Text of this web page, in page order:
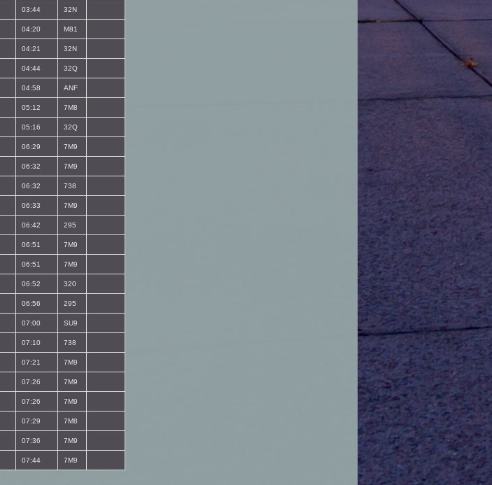
03:44 32N
04:20 M81
04:21 32N
04:44 32Q
04:58 ANF
05:12 7M8
05:16 32Q
06:29 7M9
06:32 7M9
06:32 738
06:33 7M9
06:42 295
06:51 7M9
06:51 7M9
06:52 320
06:56 295
07:00 SU9
07:10 738
07:21 7M9
07:26 7M9
07:26 7M9
07:29 7M8
07:36 7M9
07:44 7M9